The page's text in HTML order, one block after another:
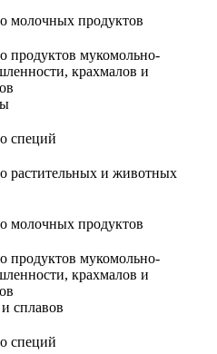
молочных продуктов
продуктов мукомольно-
крахмалов и
специй
растительных и животных
молочных продуктов
продуктов мукомольно-
крахмалов и
сплавов
специй